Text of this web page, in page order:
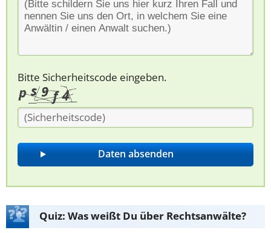
Bitte Sicherheitscode eingeben.
Quiz: Was weißt Du über Rechtsanwälte?